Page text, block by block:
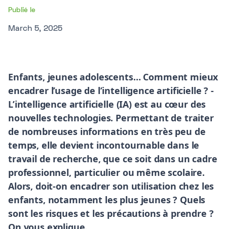
Publié le
March 5, 2025
Enfants, jeunes adolescents… Comment mieux
encadrer l’usage de l’intelligence artificielle ? -
L’intelligence artificielle (IA) est au cœur des
nouvelles technologies. Permettant de traiter
de nombreuses informations en très peu de
temps, elle devient incontournable dans le
travail de recherche, que ce soit dans un cadre
professionnel, particulier ou même scolaire.
Alors, doit-on encadrer son utilisation chez les
enfants, notamment les plus jeunes ? Quels
sont les risques et les précautions à prendre ?